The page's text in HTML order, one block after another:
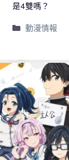
是4雙嗎？
動漫情報